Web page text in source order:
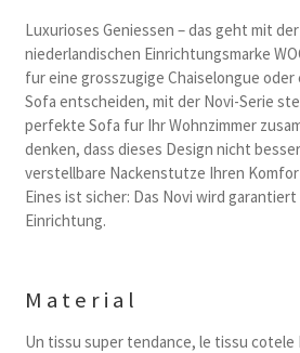
Luxurioses Geniessen – das geht mit
niederlandischen Einrichtungsmarke
fur eine grosszugige Chaiselongue
Sofa entscheiden, mit der Novi-Serie
perfekte Sofa fur Ihr Wohnzimmer
denken, dass dieses Design nicht
verstellbare Nackenstutze Ihren
Eines ist sicher: Das Novi wird
Einrichtung.
Material
Un tissu super tendance, le tissu